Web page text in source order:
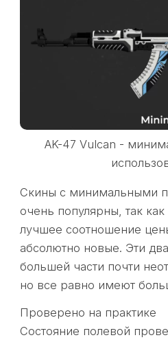
AK-47 Vulcan -
Скины с минимальными
очень популярны, так
лучшее соотношение
абсолютно новые. Эти
большей части почти
но все равно имеют
Проверено на практике
Состояние полевой